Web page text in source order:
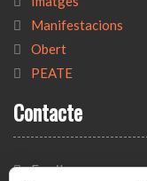
Manifestacions
Obert
PEATE
Contacte
Email: